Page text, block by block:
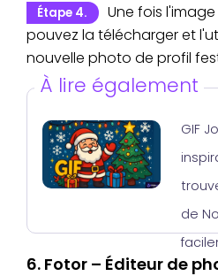
Étape 4.
Une fois
pouvez la télécharger et
nouvelle photo de profil
À lire également
GIF
de
6. Fotor – Éditeur de